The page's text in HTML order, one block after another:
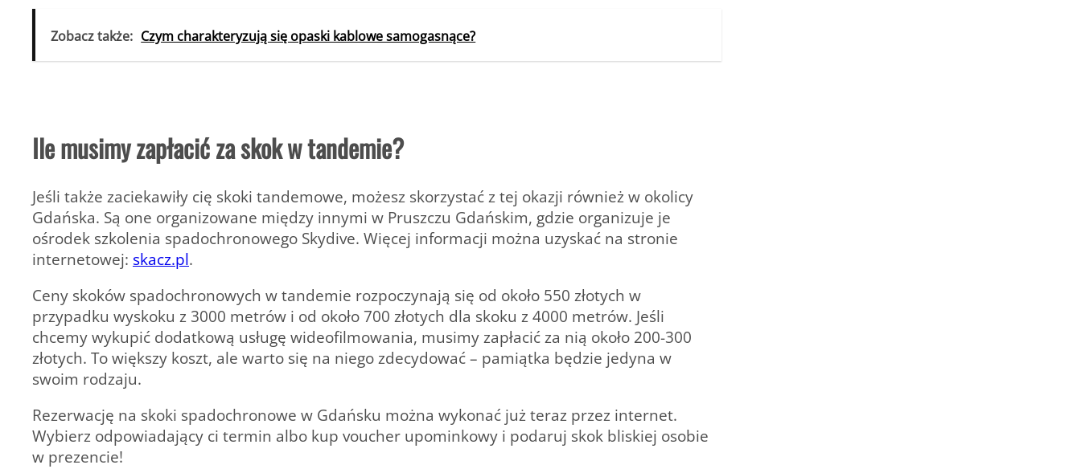
Zobacz także: Czym charakteryzują się opaski kablowe samogasnące?
Ile musimy zapłacić za skok w tandemie?
Jeśli także zaciekawiły cię skoki tandemowe, możesz skorzystać z tej okazji również w okolicy
Gdańska. Są one organizowane między innymi w Pruszczu Gdańskim, gdzie organizuje je
ośrodek szkolenia spadochronowego Skydive. Więcej informacji można uzyskać na stronie
internetowej: skacz.pl.
Ceny skoków spadochronowych w tandemie rozpoczynają się od około 550 złotych w
przypadku wyskoku z 3000 metrów i od około 700 złotych dla skoku z 4000 metrów. Jeśli
chcemy wykupić dodatkową usługę wideofilmowania, musimy zapłacić za nią około 200-300
złotych. To większy koszt, ale warto się na niego zdecydować – pamiątka będzie jedyna w
swoim rodzaju.
Rezerwację na skoki spadochronowe w Gdańsku można wykonać już teraz przez internet.
Wybierz odpowiadający ci termin albo kup voucher upominkowy i podaruj skok bliskiej osobie
w prezencie!